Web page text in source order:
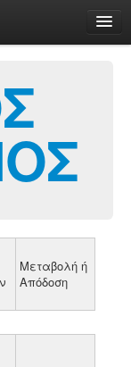
Μεταβολή ή
Απόδοση